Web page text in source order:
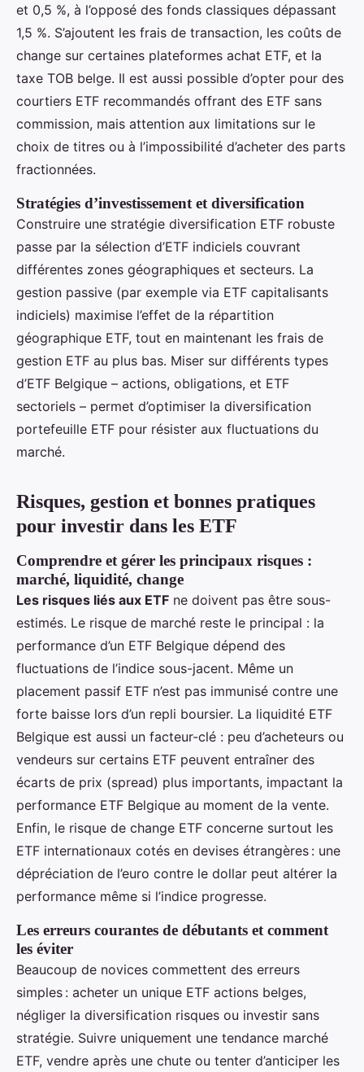
et 0,5 %, à l’opposé des fonds classiques dépassant
1,5 %. S’ajoutent les frais de transaction, les coûts de
change sur certaines plateformes achat ETF, et la
taxe TOB belge. Il est aussi possible d’opter pour des
courtiers ETF recommandés offrant des ETF sans
commission, mais attention aux limitations sur le
choix de titres ou à l’impossibilité d’acheter des parts
fractionnées.
Stratégies d’investissement et diversification
Construire une stratégie diversification ETF robuste
passe par la sélection d’ETF indiciels couvrant
différentes zones géographiques et secteurs. La
gestion passive (par exemple via ETF capitalisants
indiciels) maximise l’effet de la répartition
géographique ETF, tout en maintenant les frais de
gestion ETF au plus bas. Miser sur différents types
d’ETF Belgique – actions, obligations, et ETF
sectoriels – permet d’optimiser la diversification
portefeuille ETF pour résister aux fluctuations du
marché.
Risques, gestion et bonnes pratiques
pour investir dans les ETF
Comprendre et gérer les principaux risques :
marché, liquidité, change
Les risques liés aux ETF ne doivent pas être sous-
estimés. Le risque de marché reste le principal : la
performance d’un ETF Belgique dépend des
fluctuations de l’indice sous-jacent. Même un
placement passif ETF n’est pas immunisé contre une
forte baisse lors d’un repli boursier. La liquidité ETF
Belgique est aussi un facteur-clé : peu d’acheteurs ou
vendeurs sur certains ETF peuvent entraîner des
écarts de prix (spread) plus importants, impactant la
performance ETF Belgique au moment de la vente.
Enfin, le risque de change ETF concerne surtout les
ETF internationaux cotés en devises étrangères : une
dépréciation de l’euro contre le dollar peut altérer la
performance même si l’indice progresse.
Les erreurs courantes de débutants et comment
les éviter
Beaucoup de novices commettent des erreurs
simples : acheter un unique ETF actions belges,
négliger la diversification risques ou investir sans
stratégie. Suivre uniquement une tendance marché
ETF, vendre après une chute ou tenter d’anticiper les